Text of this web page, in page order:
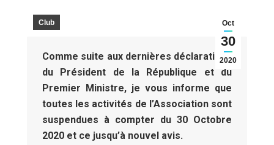
Oct
30
2020
Club
Comme suite aux dernières déclarations
du Président de la République et du
Premier Ministre, je vous informe que
toutes les activités de l’Association sont
suspendues à compter du 30 Octobre
2020 et ce jusqu’à nouvel avis.